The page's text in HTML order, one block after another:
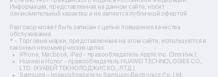
Ремонт оптических прицелов
Ремонт электровелосипедов
Ремонт видеокамер
Ремонт эхолотов
Ремонт 3d-принтеров
Ремонт прицелов ночного видения
Ремонт винных шкафов
Ремонт выпрямителей
Информация, представленная на данном сайте, носит
ознакомительный характер и не является публичной офертой.
Разговор может быть записан с целью повышения качества
обслуживания.
* - Торговые марки, представленные на этом сайте, используются в
законных некоммерческих целях.
iPhone, Macbook, iPad - правообладатель Apple Inc. (Эпл Инк.);
Huawei и Honor - правообладатель HUAWEI TECHNOLOGIES CO.,
LTD. (ХУАВЕЙ ТЕКНОЛОДЖИС КО., ЛТД.);
Samsung – правообладатель Samsung Electronics Co. Ltd.